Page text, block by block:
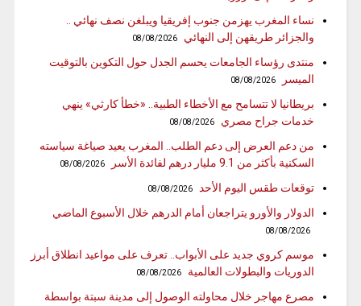
نساء المغرب يهزمن جنوب إفريقيا ويبلغن نصف نهائي ..
والجزائر طريقهن إلى النهائي
08/08/2026
منتدى رؤساء الجامعات يحسم الجدل حول التكوين بالتوقيت
الميسر
08/08/2026
بريطانيا لا تتسامح مع الأخطاء الطبية.. «خطأ كارثي» ينهي
خدمات جراح مصري
08/08/2026
من دعم العرض إلى دعم الطلب.. المغرب يعيد صياغة سياسته
السكنية بأكثر من 9.1 مليار درهم لفائدة الأسر
08/08/2026
توقعات طقس اليوم الأحد 08/08/2026
الدولار والأورو يتراجعان أمام الدرهم خلال الأسبوع الماضي
08/08/2026
موسم كروي جديد على الأبواب.. تعرف على مواعيد انطلاق أبرز
الدوريات والبطولات العالمية
08/08/2026
مصرع مهاجر خلال محاولته الوصول إلى مدينة سبتة بواسطة